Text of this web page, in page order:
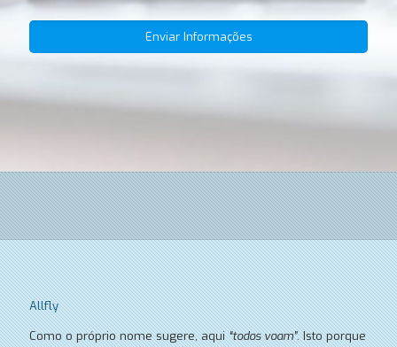
Allfly
Como o próprio nome sugere, aqui“todos voam”. Isto porque